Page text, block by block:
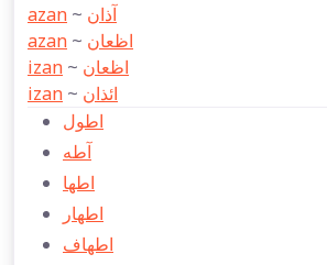
azan ~ آذان
azan ~ اظعان
izan ~ اظعان
izan ~ ائذان
اطول
آطه
اطها
اطهار
اطهاف